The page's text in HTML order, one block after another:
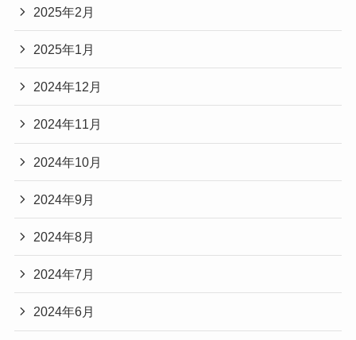
2025年2月
2025年1月
2024年12月
2024年11月
2024年10月
2024年9月
2024年8月
2024年7月
2024年6月